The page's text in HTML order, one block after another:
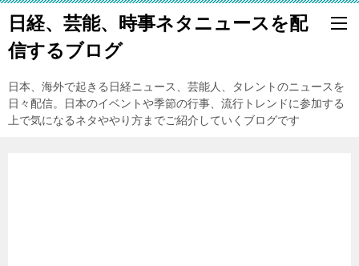
日経、芸能、時事ネタニュースを配
信するブログ
日本、海外で起きる日経ニュース、芸能人、タレントのニュースを
日々配信。日本のイベントや季節の行事、流行トレンドに参加する
上で気になるネタややり方までご紹介していくブログです